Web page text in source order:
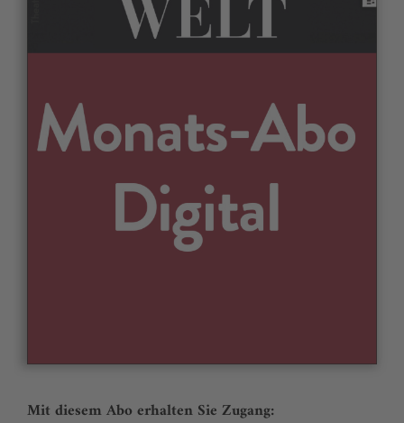
Mit diesem Abo erhalten Sie Zugang: